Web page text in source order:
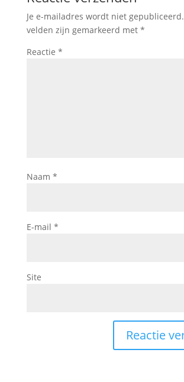
Je e-mailadres wordt niet gepubliceerd.
velden zijn gemarkeerd met *
Reactie *
Naam *
E-mail *
Site